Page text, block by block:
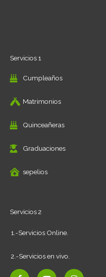
Servicios 1
Cumpleaños
Matrimonios
Quinceañeras
Graduaciones
sepelios
Servicios 2
1.-Servicios Online.
2.-Servicios en vivo.